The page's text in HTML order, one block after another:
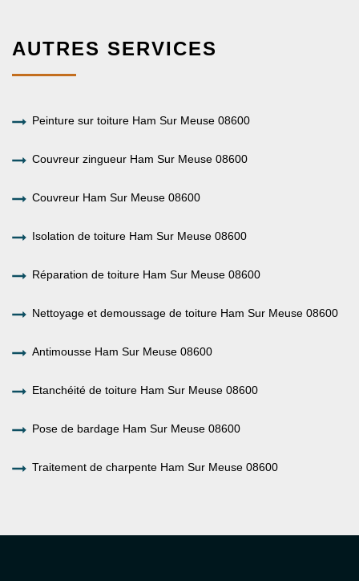
AUTRES SERVICES
Peinture sur toiture Ham Sur Meuse 08600
Couvreur zingueur Ham Sur Meuse 08600
Couvreur Ham Sur Meuse 08600
Isolation de toiture Ham Sur Meuse 08600
Réparation de toiture Ham Sur Meuse 08600
Nettoyage et demoussage de toiture Ham Sur Meuse 08600
Antimousse Ham Sur Meuse 08600
Etanchéité de toiture Ham Sur Meuse 08600
Pose de bardage Ham Sur Meuse 08600
Traitement de charpente Ham Sur Meuse 08600